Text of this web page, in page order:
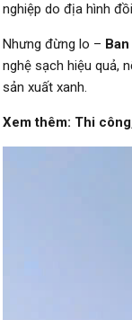
nghiệp do địa hình
Nhưng đừng lo –
nghệ sạch hiệu quả,
sản xuất xanh.
Xem thêm: Thi